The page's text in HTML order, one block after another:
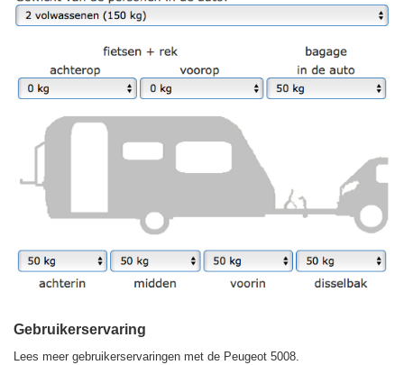
Gebruikerservaring
Lees meer gebruikerservaringen met de Peugeot 5008.